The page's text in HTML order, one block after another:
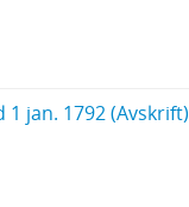
jan. 1792 (Avskrift)